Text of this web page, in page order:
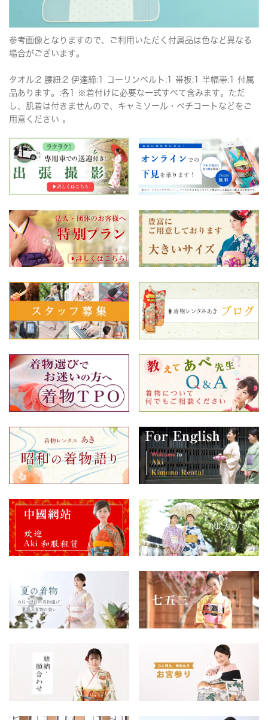
参考画像となりますので、ご利用いただく付属品は色など異なる
場合がございます。
タオル:2 腰紐:2 伊達締:1 コーリンベルト:1 帯板:1 半幅帯:1 付属
品あります。:各1 ※着付けに必要な一式すべて含みます。ただ
し、肌着は付きませんので、キャミソール・ペチコートなどをご
用意ください 。